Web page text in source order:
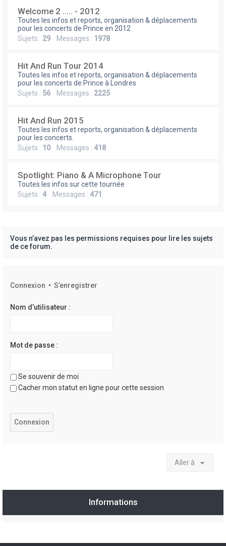
Welcome 2 ..... - 2012
Toutes les infos et reports, organisation & déplacements
pour les concerts de Prince en 2012
Sujets : 29 Messages : 1978
Hit And Run Tour 2014
Toutes les infos et reports, organisation & déplacements
pour les concerts de Prince à Londres
Sujets : 56 Messages : 2225
Hit And Run 2015
Toutes les infos et reports, organisation & déplacements
pour les concerts.
Sujets : 10 Messages : 418
Spotlight: Piano & A Microphone Tour
Toutes les infos sur cette tournée
Sujets : 4Messages : 471
Vous n’avez pas les permissions requises pour lire les sujets
de ce forum.
Connexion • S’enregistrer
Nom d’utilisateur :
Mot de passe :
Se souvenir de moi
Cacher mon statut en ligne pour cette session
Aller à
Informations